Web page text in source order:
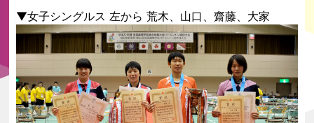
▼女子シングルス 左から 荒木、山口、齋藤、大家